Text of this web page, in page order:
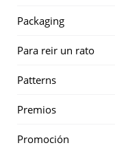
Packaging
Para reir un rato
Patterns
Premios
Promoción